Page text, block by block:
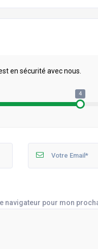
en sécurité avec nous.
4
navigateur pour mon